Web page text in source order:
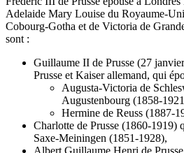
Adelaide Mary Louise du Royaume-
Cobourg-Gotha et de Victoria de
sont :
Guillaume II de Prusse (27
Prusse et Kaiser allemand, qui
Augusta-Victoria de
Augustenbourg (1858-
Hermine de Reuss (1887-
Charlotte de Prusse (1860-1919)
Saxe-Meiningen (1851-1928),
Albert Guillaume Henri de